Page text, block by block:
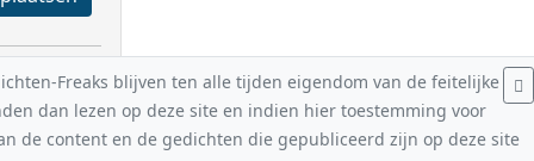
Freaks blijven ten alle tijden eigendom van de feitelijke
dan lezen op deze site en indien hier toestemming voor
de content en de gedichten die gepubliceerd zijn op deze site